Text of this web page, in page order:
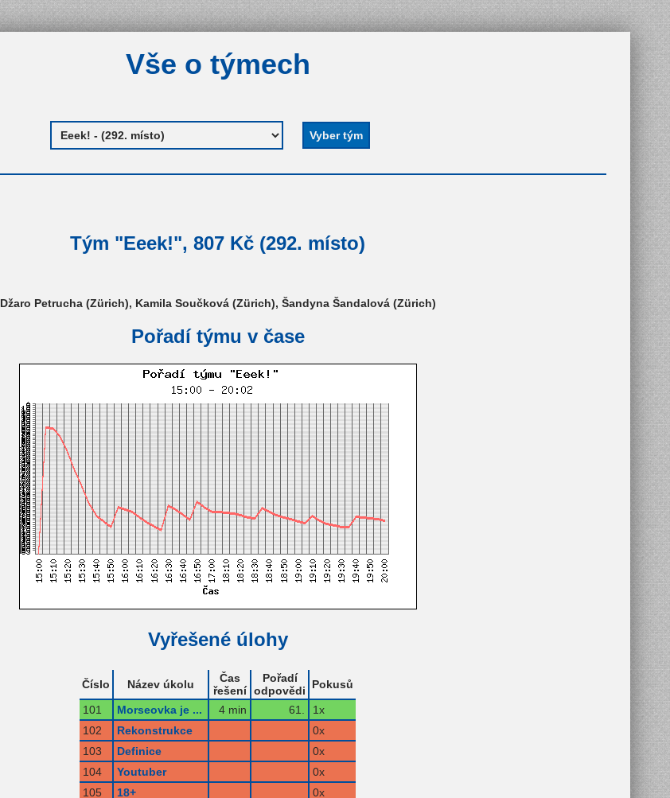
Vše o týmech
Tým "Eeek!", 807 Kč (292. místo)
Džaro Petrucha (Zürich), Kamila Součková (Zürich), Šandyna Šandalová (Zürich)
Pořadí týmu v čase
Vyřešené úlohy
Číslo Název úkolu
Čas
řešení
Pořadí
odpovědi
Pokusů
101
Morseovka je ... 4 min 61.
1x
102
Rekonstrukce
0x
103
Definice
0x
104
Youtuber
0x
105
18+
0x